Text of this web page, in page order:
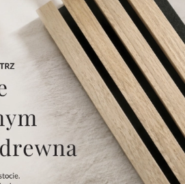
z naszej aktualnej oferty lub
dodane produkty do listy
poprzedniej sesji.